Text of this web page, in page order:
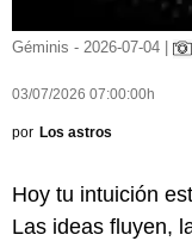
Géminis - 2026-07-04 |
03/07/2026 07:00:00h
por Los astros
Hoy tu intuición
Las ideas fluyen,